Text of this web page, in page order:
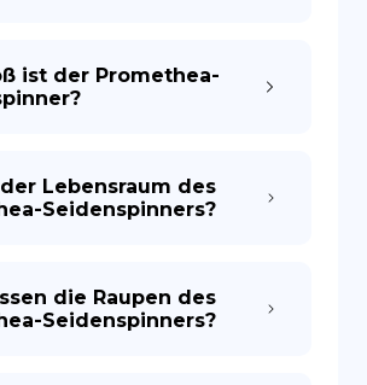
ist der Promethea-
Lebensraum des
Seidenspinners?
die Raupen des
Seidenspinners?